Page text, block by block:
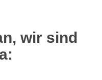
wir sind